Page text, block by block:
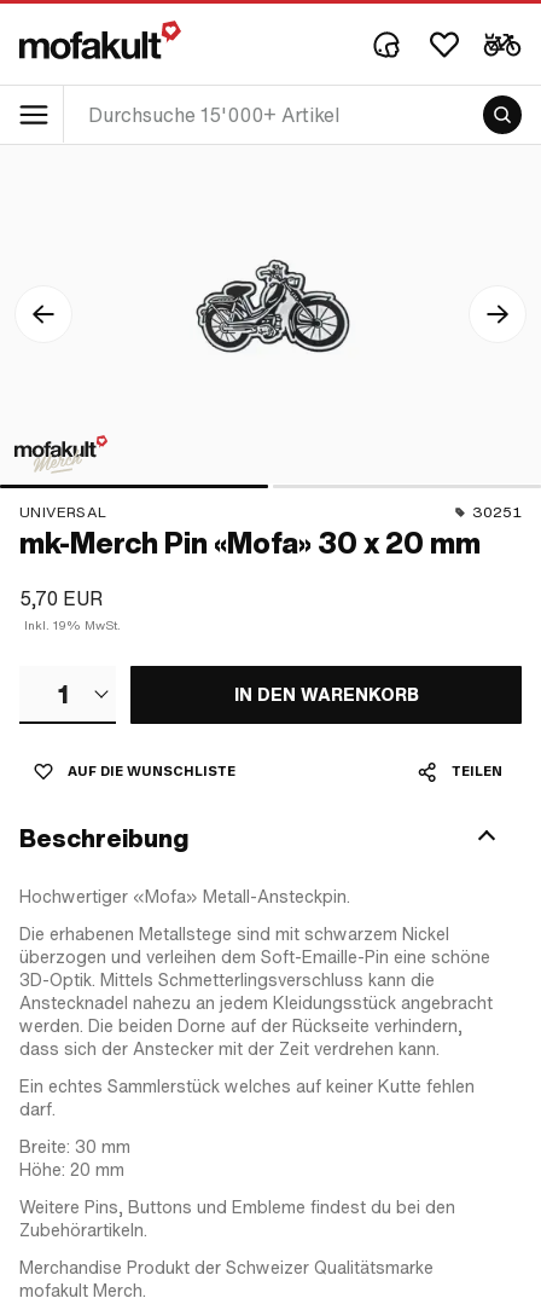
UNIVERSAL 30251
mk-Merch Pin «Mofa» 30 x 20 mm
5,70 EUR
Inkl. 19% MwSt.
1 IN DEN WARENKORB
AUF DIE WUNSCHLISTE TEILEN
Beschreibung
Hochwertiger «Mofa» Metall-Ansteckpin.
Die erhabenen Metallstege sind mit schwarzem Nickel
überzogen und verleihen dem Soft-Emaille-Pin eine schöne
3D-Optik. Mittels Schmetterlingsverschluss kann die
Anstecknadel nahezu an jedem Kleidungsstück angebracht
werden. Die beiden Dorne auf der Rückseite verhindern,
dass sich der Anstecker mit der Zeit verdrehen kann.
Ein echtes Sammlerstück welches auf keiner Kutte fehlen
darf.
Breite: 30 mm
Höhe: 20 mm
Weitere Pins, Buttons und Embleme findest du bei den
Zubehörartikeln.
Merchandise Produkt der Schweizer Qualitätsmarke
mofakult Merch.